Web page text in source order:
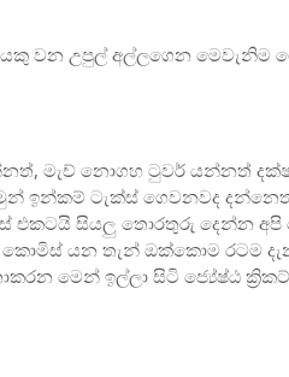
වන උපුල් අල්ලගෙන මෙවැනිම
මැච් නොගහ ටුවර් යන්නත්
ඉන්කම් ටැක්ස් ගෙවනවද
එකටයි සියලු තොරතුරු දෙන්න අපි
යන තැන් ඔක්කොම රටම
මෙන් ඉල්ලා සිටි ජ්‍යේෂ්ඨ ක්‍රිකට්